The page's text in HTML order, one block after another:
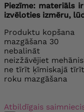
Piezīme: materiāls
izvēloties izmēru,
Produktu kopšana
mazgāšana 30
nebalināt
neizžāvējiet
ne tīrīt ķīmiskajā
roku mazgāšana
Atbildīgais